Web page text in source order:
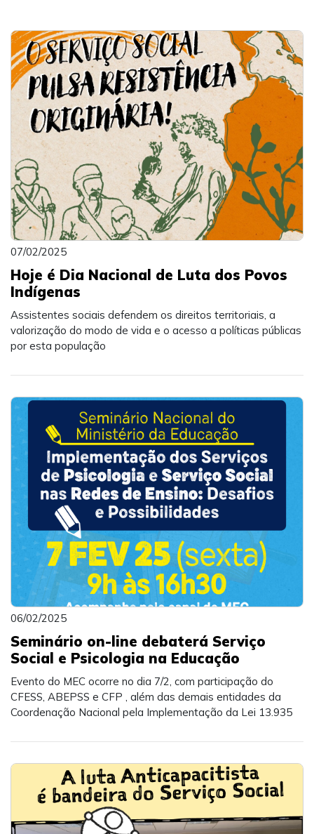
07/02/2025
Hoje é Dia Nacional de Luta dos Povos
Indígenas
Assistentes sociais defendem os direitos territoriais, a
valorização do modo de vida e o acesso a políticas públicas
por esta população
06/02/2025
Seminário on-line debaterá Serviço
Social e Psicologia na Educação
Evento do MEC ocorre no dia 7/2, com participação do
CFESS, ABEPSS e CFP , além das demais entidades da
Coordenação Nacional pela Implementação da Lei 13.935